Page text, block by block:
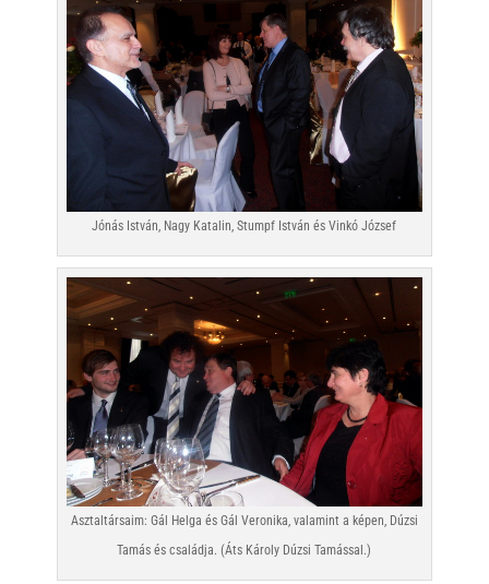
Jónás István, Nagy Katalin, Stumpf István és Vinkó József
Asztaltársaim: Gál Helga és Gál Veronika, valamint a képen, Dúzsi
Tamás és családja. (Áts Károly Dúzsi Tamással.)